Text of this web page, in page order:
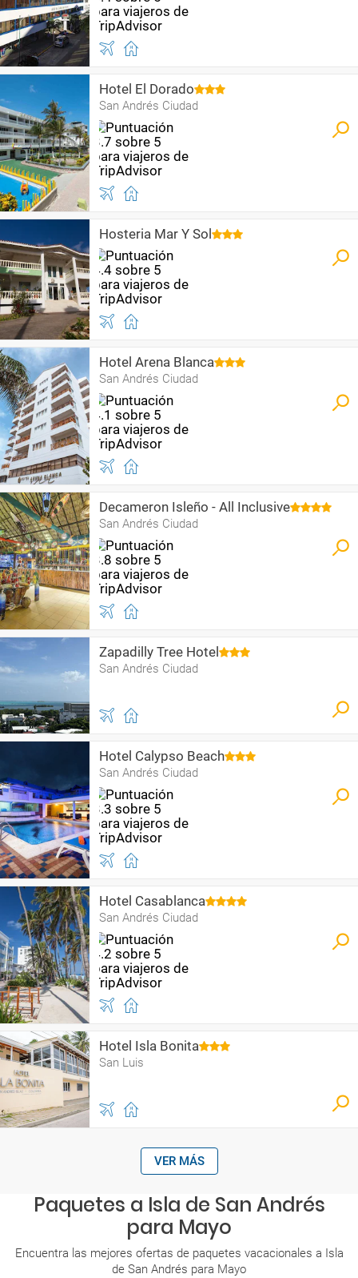
Hotel El Dorado
San Andrés Ciudad
Hosteria Mar Y Sol
Hotel Arena Blanca
San Andrés Ciudad
Decameron Isleño - All Inclusive
San Andrés Ciudad
Zapadilly Tree Hotel
San Andrés Ciudad
Hotel Calypso Beach
San Andrés Ciudad
Hotel Casablanca
San Andrés Ciudad
Hotel Isla Bonita
San Luis
VER MÁS
Paquetes a Isla de San Andrés
para Mayo
Encuentra las mejores ofertas de paquetes vacacionales a Isla
de San Andrés para Mayo